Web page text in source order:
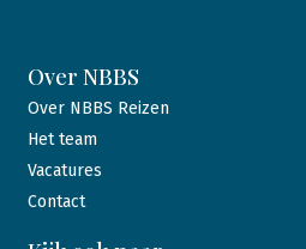
Over NBBS
Over NBBS Reizen
Het team
Vacatures
Contact